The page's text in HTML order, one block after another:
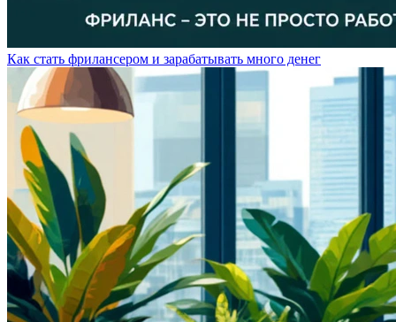
Как стать фрилансером и зарабатывать много денег